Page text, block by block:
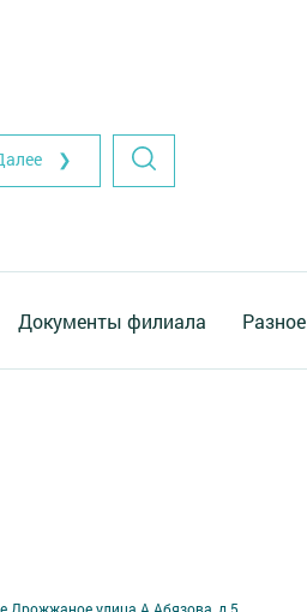
❯
Документы филиала Разное